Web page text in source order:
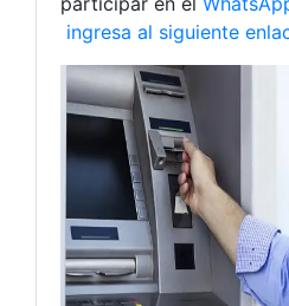
ingresa al siguiente